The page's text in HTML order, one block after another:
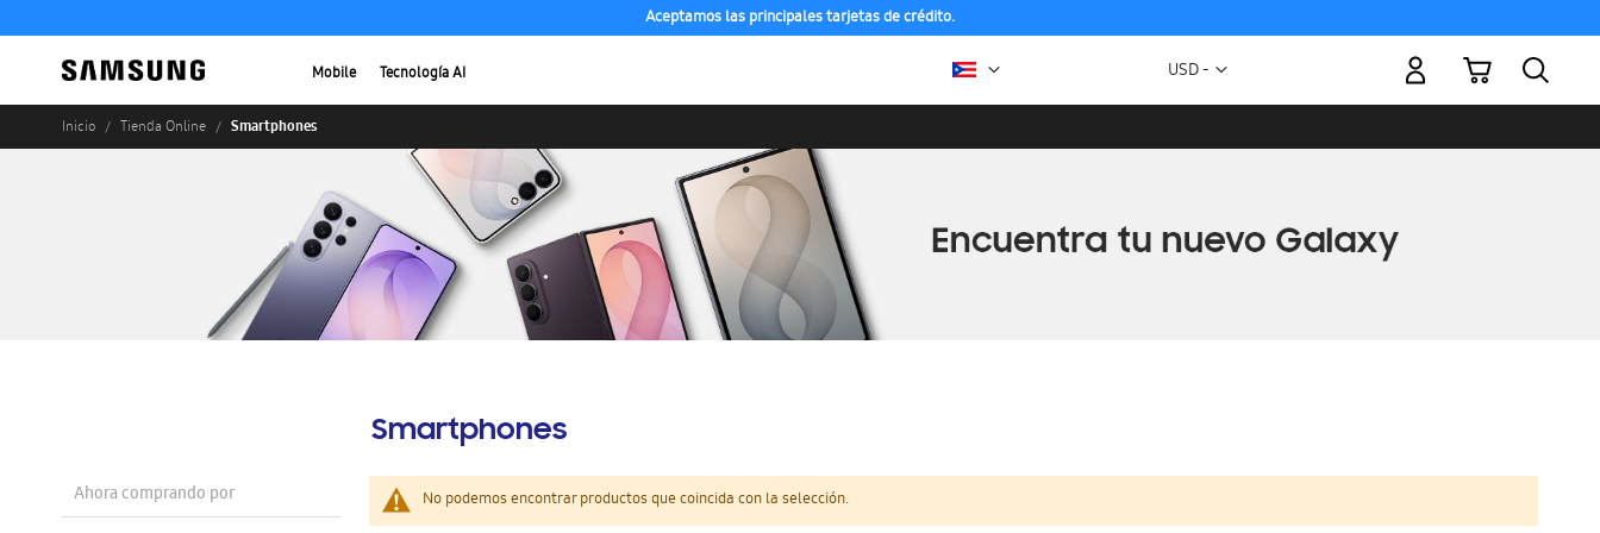
Aceptamos las principales tarjetas de crédito.
Mobile Tecnología AI Moneda
USD -
Mi carrito
Inicio Tienda Online Smartphones
Smartphones
No podemos encontrar productos que coincida con la selección.
Ahora comprando por